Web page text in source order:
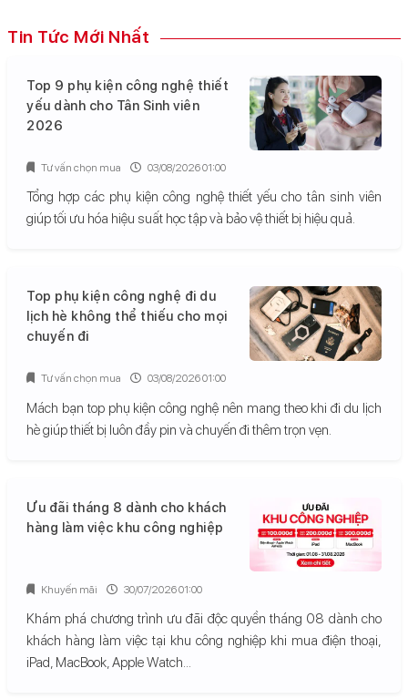
Tin Tức Mới Nhất
Top 9 phụ kiện công nghệ thiết
yếu dành cho Tân Sinh viên
2026
Tổng hợp các phụ kiện công nghệ thiết yếu cho tân sinh viên
giúp tối ưu hóa hiệu suất học tập và bảo vệ thiết bị hiệu quả.
Tư vấn chọn mua 03/08/2026 01:00
Top phụ kiện công nghệ đi du
lịch hè không thể thiếu cho mọi
chuyến đi
Mách bạn top phụ kiện công nghệ nên mang theo khi đi du lịch
hè giúp thiết bị luôn đầy pin và chuyến đi thêm trọn vẹn.
Tư vấn chọn mua 03/08/2026 01:00
Ưu đãi tháng 8 dành cho khách
hàng làm việc khu công nghiệp
Khám phá chương trình ưu đãi độc quyền tháng 08 dành cho
khách hàng làm việc tại khu công nghiệp khi mua điện thoại,
iPad, MacBook, Apple Watch...
Khuyến mãi 30/07/2026 01:00